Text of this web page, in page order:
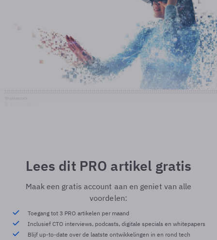
Lees dit PRO artikel gratis
Maak een gratis account aan en geniet van alle
voordelen:
Toegang tot 3 PRO artikelen per maand
Inclusief CTO interviews, podcasts, digitale specials en whitepapers
Blijf up-to-date over de laatste ontwikkelingen in en rond tech